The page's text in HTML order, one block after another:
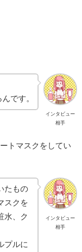
インタビュー
相手
です。
トマスクをしてい
インタビュー
相手
たもの
スクを
水、ク
プルに